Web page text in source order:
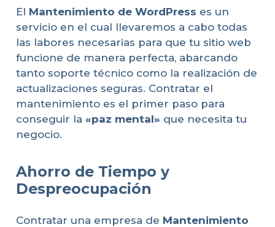
El Mantenimiento de WordPress es un
servicio en el cual llevaremos a cabo todas
las labores necesarias para que tu sitio web
funcione de manera perfecta, abarcando
tanto soporte técnico como la realización de
actualizaciones seguras. Contratar el
mantenimiento es el primer paso para
conseguir la «paz mental» que necesita tu
negocio.
Ahorro de Tiempo y
Despreocupación
Contratar una empresa de Mantenimiento